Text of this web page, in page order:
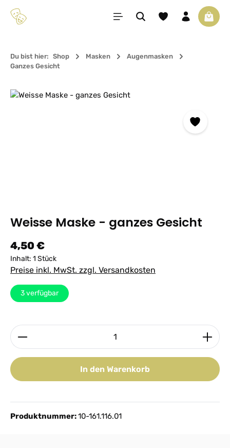
Zum Hauptinhalt springen Du hast 0 Produkte
Du bist hier: Shop Masken
Augenmasken
Ganzes Gesicht
Bildergalerie überspringen
Weisse Maske - ganzes Gesicht
Regulärer Preis:
4,50 €
Inhalt: 1 Stück
Preise inkl. MwSt. zzgl. Versandkosten
3verfügbar
Produkt Anzahl: Gib den gewünschten Wert ein
In den Warenkorb
Produktnummer:10-161.116.01